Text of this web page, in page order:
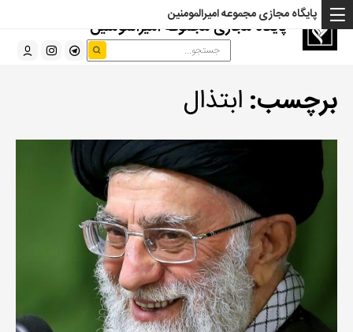
پایگاه مجازی مجموعه امیرالمومنین
پایگاه مجازی مجموعه امیرالمومنین
برچسب: ابتذال